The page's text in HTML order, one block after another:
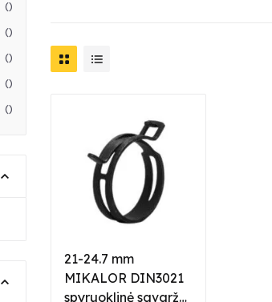
()
()
()
()
()
21-24.7 mm
MIKALOR DIN3021
spyruoklinė savarža,